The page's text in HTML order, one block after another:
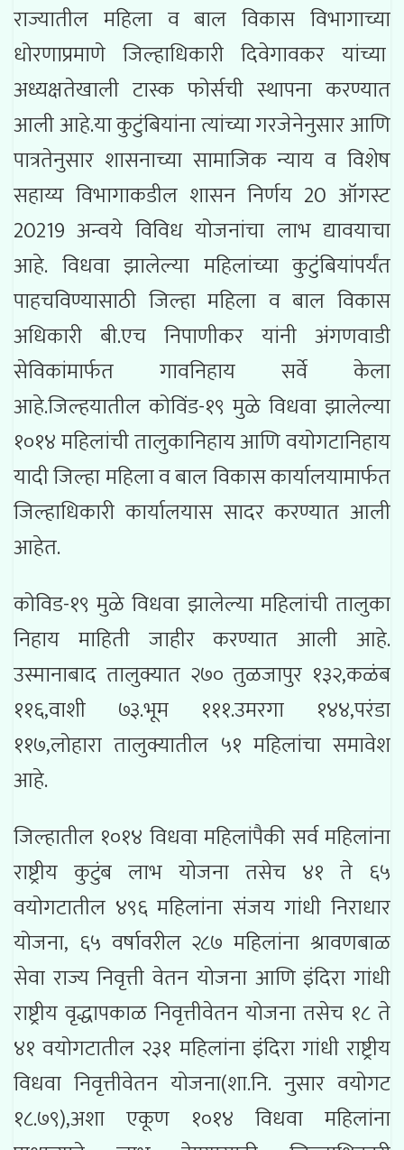
राज्यातील महिला व बाल विकास विभागाच्या
धोरणाप्रमाणे जिल्हाधिकारी दिवेगावकर यांच्या
अध्यक्षतेखाली टास्क फोर्सची स्थापना करण्यात
आली आहे.या कुटुंबियांना त्यांच्या गरजेनेनुसार आणि
पात्रतेनुसार शासनाच्या सामाजिक न्याय व विशेष
सहाय्य विभागाकडील शासन निर्णय 20 ऑगस्ट
20219 अन्वये विविध योजनांचा लाभ द्यावयाचा
आहे. विधवा झालेल्या महिलांच्या कुटुंबियांपर्यंत
पाहचविण्यासाठी जिल्हा महिला व बाल विकास
अधिकारी बी.एच निपाणीकर यांनी अंगणवाडी
सेविकांमार्फत गावनिहाय सर्वे केला
आहे.जिल्हयातील कोविंड-१९ मुळे विधवा झालेल्या
१०१४ महिलांची तालुकानिहाय आणि वयोगटानिहाय
यादी जिल्हा महिला व बाल विकास कार्यालयामार्फत
जिल्हाधिकारी कार्यालयास सादर करण्यात आली
आहेत.
कोविड-१९ मुळे विधवा झालेल्या महिलांची तालुका
निहाय माहिती जाहीर करण्यात आली आहे.
उस्मानाबाद तालुक्यात २७० तुळजापुर १३२,कळंब
११६,वाशी ७३.भूम १११.उमरगा १४४,परंडा
११७,लोहारा तालुक्यातील ५१ महिलांचा समावेश
आहे.
जिल्हातील १०१४ विधवा महिलांपैकी सर्व महिलांना
राष्ट्रीय कुटुंब लाभ योजना तसेच ४१ ते ६५
वयोगटातील ४९६ महिलांना संजय गांधी निराधार
योजना, ६५ वर्षावरील २८७ महिलांना श्रावणबाळ
सेवा राज्य निवृत्ती वेतन योजना आणि इंदिरा गांधी
राष्ट्रीय वृद्धापकाळ निवृत्तीवेतन योजना तसेच १८ ते
४१ वयोगटातील २३१ महिलांना इंदिरा गांधी राष्ट्रीय
विधवा निवृत्तीवेतन योजना(शा.नि. नुसार वयोगट
१८.७९),अशा एकूण १०१४ विधवा महिलांना